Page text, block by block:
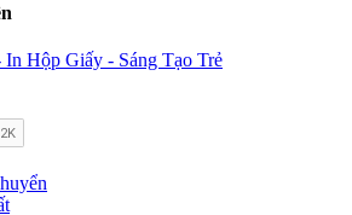
Hộp Giấy - Sáng Tạo Trẻ